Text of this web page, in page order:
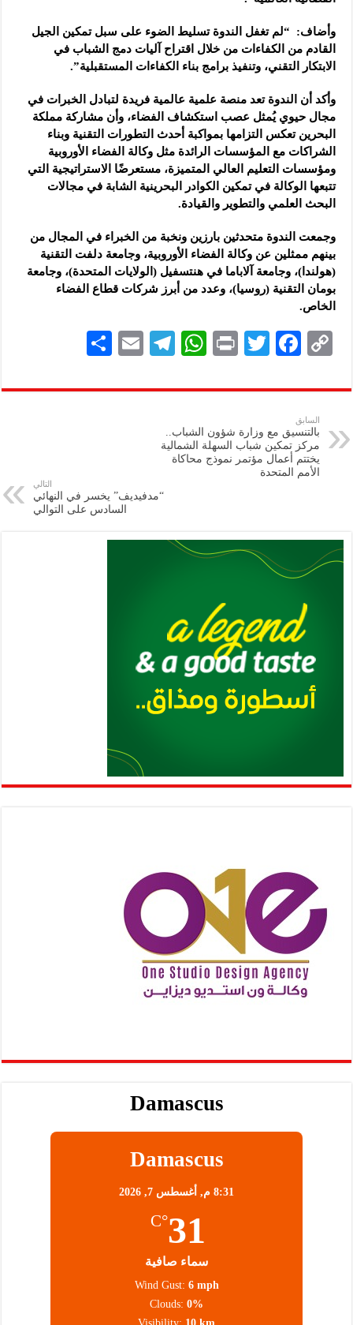
وأضاف: “لم تغفل الندوة تسليط الضوء على سبل تمكين الجيل
القادم من الكفاءات من خلال اقتراح آليات دمج الشباب في
الابتكار التقني، وتنفيذ برامج بناء الكفاءات المستقبلية”.
وأكد أن الندوة تعد منصة علمية عالمية فريدة لتبادل الخبرات في
مجال حيوي يُمثل عصب استكشاف الفضاء، وأن مشاركة مملكة
البحرين تعكس التزامها بمواكبة أحدث التطورات التقنية وبناء
الشراكات مع المؤسسات الرائدة مثل وكالة الفضاء الأوروبية
ومؤسسات التعليم العالي المتميزة، مستعرضًا الاستراتيجية التي
تتبعها الوكالة في تمكين الكوادر البحرينية الشابة في مجالات
البحث العلمي والتطوير والقيادة.
وجمعت الندوة متحدثين بارزين ونخبة من الخبراء في المجال من
بينهم ممثلين عن وكالة الفضاء الأوروبية، وجامعة دلفت التقنية
(هولندا)، وجامعة آلاباما في هنتسفيل (الولايات المتحدة)، وجامعة
بومان التقنية (روسيا)، وعدد من أبرز شركات قطاع الفضاء
الخاص.
C
p
y
Li
n
F
eb
k
T
tt
P
nt
W
at
A
p
Te
gr
E
ai
ar
السابق
بالتنسيق مع وزارة شؤون الشباب..
مركز تمكين شباب السهلة الشمالية
يختتم أعمال مؤتمر نموذج محاكاة
الأمم المتحدة
التالي
“مدفيديف” يخسر في النهائي
السادس على التوالي
Damascus
Damascus
8:31 م, أغسطس 7, 2026
31
°C
سماء صافية
Wind Gust: 6 mph
Clouds: 0%